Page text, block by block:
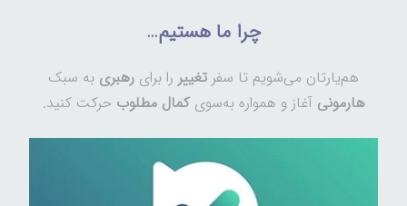
چرا ما هستیم…
هم‌یارتان می‌شویم تا سفر تغییر را برای رهبری به سبک
هارمونی آغاز و همواره به‌سوی کمال مطلوب حرکت کنید.